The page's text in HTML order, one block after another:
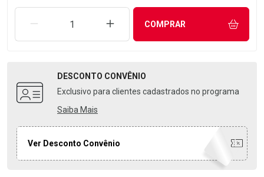
REMOVER UMA UNIDADEAUMENTAR UMA UNIDADE
COMPRAR
DESCONTO CONVÊNIO
Exclusivo para clientes cadastrados no programa
Saiba Mais
Ver Desconto Convênio